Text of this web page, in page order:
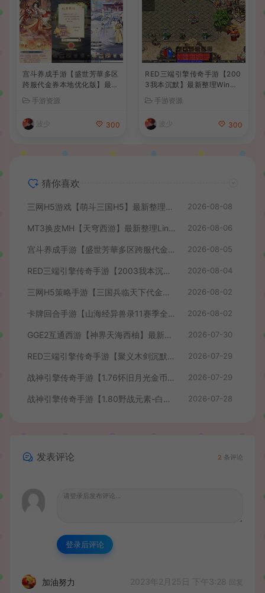
宫斗养成手游【盛世芳華多区
跨服代金券本地优化版】最新
手工服务端+CDK授权后台
+安卓+详细搭建教程
手游资源
波少 300
RED三端引擎传奇手游【200
3我本沉默】最新整理Win系
细搭建教程
手游资源
波少 300
猜你喜欢
三网H5游戏【萌斗三国H5】最新整理WIN系服务端+GM后台+详细搭建教程 2026-08-08
MT3换皮MH【天穹西游】最新整理Linux手工服务端+安卓苹果双端+GM后台+详细搭建教程+全套源码+视频教程 2026-08-06
宫斗养成手游【盛世芳華多区跨服代金券本地优化版】最新整理单机一键即玩端+Linux手工服务端+CDK授权后台+安卓+详细搭建教程 2026-08-05
RED三端引擎传奇手游【2003我本沉默】最新整理Win系服务端+安卓苹果PC三端+详细搭建教程 2026-08-04
三网H5策略手游【三国兵临天下代金券内购七合修复版】最新整理单机一键即玩镜像端+Linux手工服务端+管理后台+GM授权后台+简易安卓客户端+详细搭建教程+视频教程 2026-08-02
卡牌回合手游【山海经异兽录11赛季全人物代金券内购版】最新整理WIN系服务端+授权GM后台+管理后台+热更修改工具+安卓+详细搭建教程 2026-08-02
GGE2互通西游【神界天海西柚】最新整理Win系服务端+安卓苹果PC三端+内置GM工具+全套源码+详细搭建教程+视频教程 2026-07-30
RED三端引擎传奇手游【聚义木剑沉默高仿嘟嘟沉默】最新整理Win系服务端+安卓苹果PC三端+详细搭建教程 2026-07-29
战神引擎传奇手游【1.76怀旧月光金币版】最新整理Win系复古服务端+安卓苹果双端+GM授权物品后台+详细搭建教程 2026-07-29
战神引擎传奇手游【1.80野战元素-白猪7.2免授权】最新整理Win系特色服务端+安卓+GM授权物品后台+详细搭建教程 2026-07-28
发表评论 2 条评论
登录后评论
加油努力 2023年2月25日 下午3:28 回复